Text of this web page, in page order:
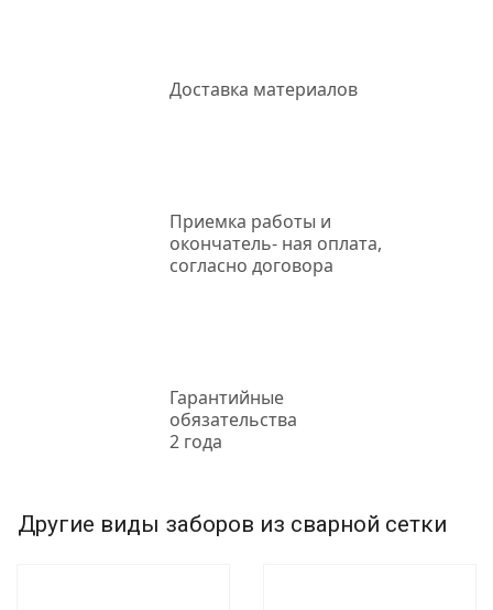
Доставка материалов
Приемка работы и
окончатель- ная оплата,
согласно договора
Гарантийные
обязательства
2 года
Другие виды заборов из сварной сетки